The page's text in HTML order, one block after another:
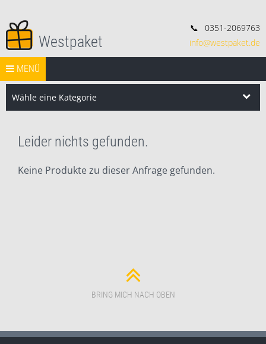
Deko, Geschenke und Konsorten.
📞
0351-2069763
info@westpaket.de
Westpaket
Springe zum Inhalt
MENÜ
START
Search
Search
Wähle eine Kategorie
Leider nichts gefunden.
Keine Produkte zu dieser Anfrage gefunden.
BRING MICH NACH OBEN